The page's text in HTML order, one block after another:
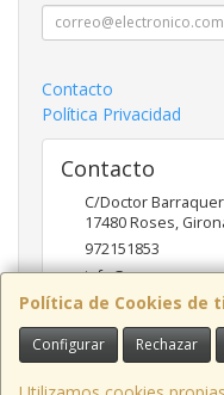
Política de Cookies de
Configurar Rechazar
Contacto
Política Privacidad
Contacto
C/Doctor
17480Roses,
972151853
Horario
Lunes a Viernes 9:30-